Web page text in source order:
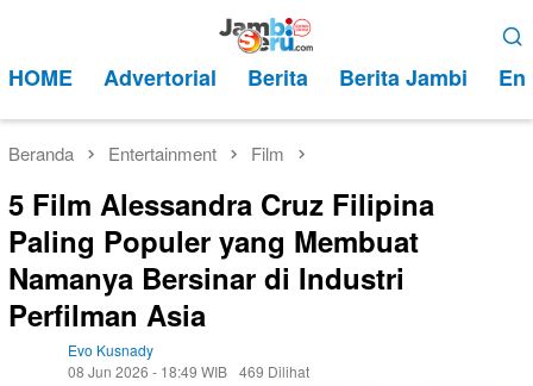
kontenMobile
HOME Advertorial Berita Berita Jambi
Beranda Entertainment Film
5 Film Alessandra Cruz Filipina
Paling Populer yang Membuat
Namanya Bersinar di Industri
Perfilman Asia
Evo Kusnady
08 Jun 2026 - 18:49 WIB 469 Dilihat